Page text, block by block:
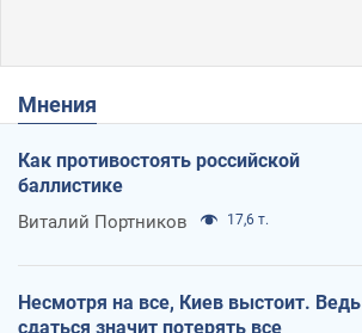
Мнения
Как противостоять российской
баллистике
Виталий Портников 17,6 т.
Несмотря на все, Киев выстоит. Ведь
сдаться значит потерять все